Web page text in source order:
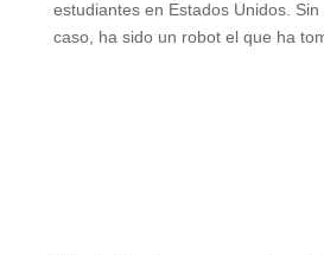
estudiantes en Estados Unidos.
caso, ha sido un robot el que ha